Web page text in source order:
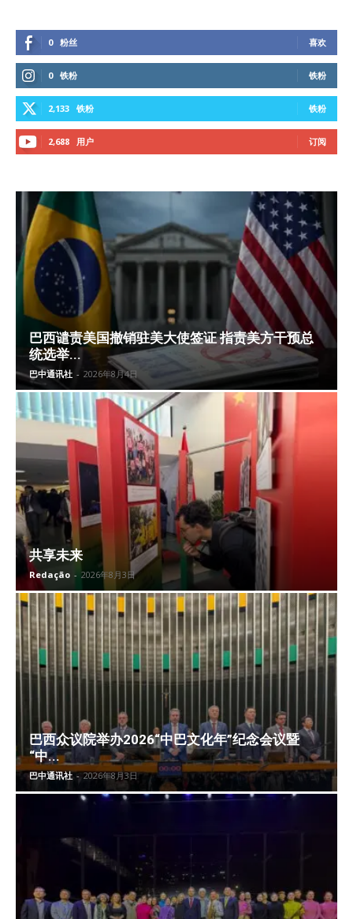
0 粉丝 喜欢
0 铁粉 铁粉
2,133 铁粉 铁粉
2,688 用户 订阅
巴西谴责美国撤销驻美大使签证 指责美方干预总
统选举...
巴中通讯社 - 2026年8月4日
共享未来
Redação - 2026年8月3日
巴西众议院举办2026“中巴文化年”纪念会议暨
“中...
巴中通讯社 - 2026年8月3日